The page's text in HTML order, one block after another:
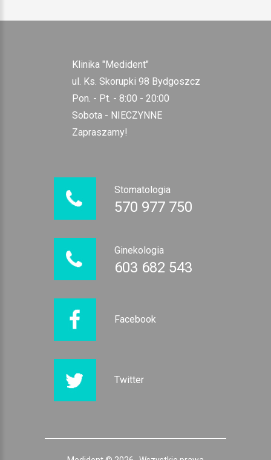
Klinika "Medident"
ul. Ks. Skorupki 98 Bydgoszcz
Pon. - Pt. - 8:00 - 20:00
Sobota - NIECZYNNE
Zapraszamy!
Stomatologia
570 977 750
Ginekologia
603 682 543
Facebook
Twitter